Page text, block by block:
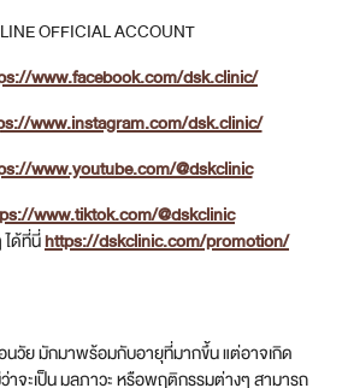
ได้ที่นี่https://dskclinic.com/promotion/
ว่าจะเป็น มลภาวะ หรือพฤติกรรมต่างๆ สามารถ
อง พักผ่อนให้เพียงพอ ดื่มน้ำเยอะๆ และใช้
บ ลดริ้วรอย คืนความอ่อนเยาว์ให้ผิว เช่น
และ Filler ซึ่งแต่ละวิธีจะเหมาะกับลักษณะ
ด